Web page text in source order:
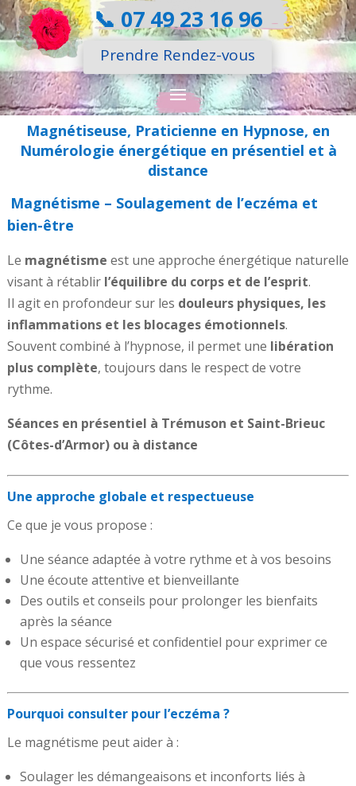
📞 07 49 23 16 96
Prendre Rendez-vous
Magnétiseuse, Praticienne en Hypnose, en
Numérologie énergétique en présentiel et à
distance
Magnétisme – Soulagement de l’eczéma et
bien-être
Le magnétisme est une approche énergétique naturelle
visant à rétablir l’équilibre du corps et de l’esprit.
Il agit en profondeur sur les douleurs physiques, les
inflammations et les blocages émotionnels.
Souvent combiné à l’hypnose, il permet une libération
plus complète, toujours dans le respect de votre
rythme.
Séances en présentiel à Trémuson et Saint-Brieuc
(Côtes-d’Armor) ou à distance
Une approche globale et respectueuse
Ce que je vous propose :
Une séance adaptée à votre rythme et à vos besoins
Une écoute attentive et bienveillante
Des outils et conseils pour prolonger les bienfaits
après la séance
Un espace sécurisé et confidentiel pour exprimer ce
que vous ressentez
Pourquoi consulter pour l’eczéma ?
Le magnétisme peut aider à :
Soulager les démangeaisons et inconforts liés à